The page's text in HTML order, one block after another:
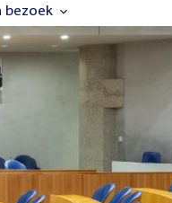
bezoek